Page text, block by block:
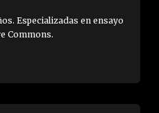
Especializadas en ensayo
Commons.